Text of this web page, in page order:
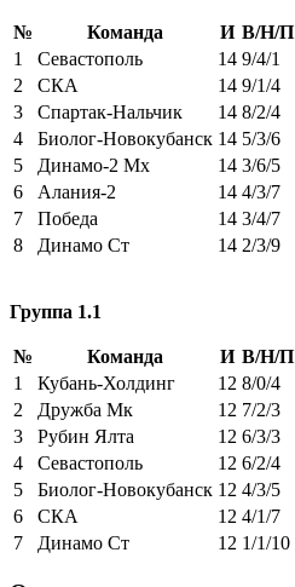
№ Команда И В/Н/П
1
Севастополь 14 9/4/1
2
СКА 14 9/1/4
3
Спартак-Нальчик 14 8/2/4
4
Биолог-Новокубанск 14 5/3/6
5
Динамо-2 Мх 14 3/6/5
6
Алания-2 14 4/3/7
7
Победа 14 3/4/7
8
Динамо Ст 14 2/3/9
Группа 1.1
№ Команда И В/Н/П
1
Кубань-Холдинг 12 8/0/4
2
Дружба Мк 12 7/2/3
3
Рубин Ялта 12 6/3/3
4
Севастополь 12 6/2/4
5
Биолог-Новокубанск 12 4/3/5
6
СКА 12 4/1/7
7
Динамо Ст 12 1/1/10